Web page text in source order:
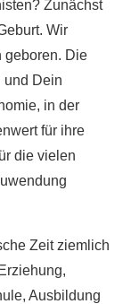
Zunächst
Wir
geboren. Die
und Dein
in der
für ihre
die vielen
Zeit ziemlich
Ausbildung